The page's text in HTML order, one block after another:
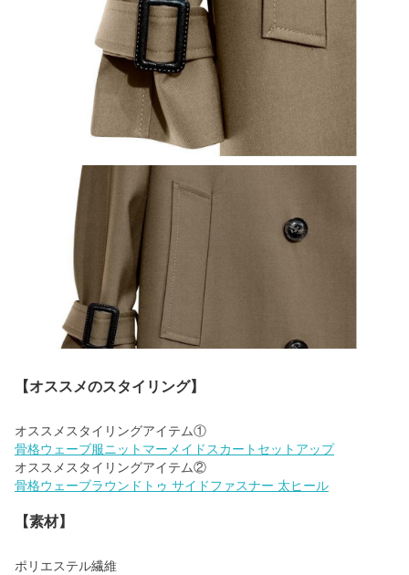
【オススメのスタイリング】
骨格ウェーブ服ニットマーメイドスカートセットアップ
骨格ウェーブラウンドトゥ サイドファスナー 太ヒール
【素材】
ポリエステル繊維